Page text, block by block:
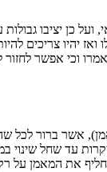
כן יציבו
יהיו צריכים
וכי אפשר
אשר ברור
עד שחל שינוי
את המאמן על